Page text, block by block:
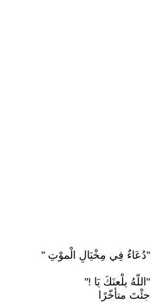
"دُعَاءٌ فِي مِخْيَالِ الْموْتِ "
"اللّهُ يلْعنَكَ يَا !"
جئْتَ متأخّرًا